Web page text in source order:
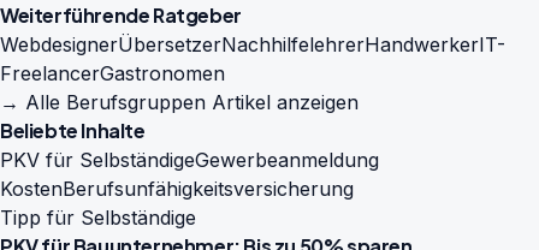
Weiterführende Ratgeber
WebdesignerÜbersetzerNachhilfelehrerHandwerkerIT-
FreelancerGastronomen
→ Alle Berufsgruppen Artikel anzeigen
Beliebte Inhalte
PKV für SelbständigeGewerbeanmeldung
KostenBerufsunfähigkeitsversicherung
Tipp für Selbständige